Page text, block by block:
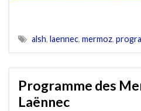
alsh, laennec, mermoz,
Programme des
Laënnec